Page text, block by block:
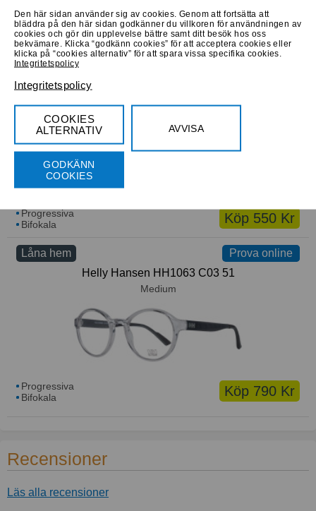
Köp 900 Kr
Progressiva
Bifokala
Låna hem
Köp 550 Kr
Progressiva
Bifokala
Prova online
Prova online
Låna hem
Helly Hansen HH1063 C03 51
Medium
Köp 790 Kr
Progressiva
Bifokala
Recensioner
Läs alla recensioner
Den här sidan använder sig av cookies. Genom att fortsätta att
bläddra på den här sidan godkänner du villkoren för användningen av
cookies och gör din upplevelse bättre samt ditt besök hos oss
bekvämare. Klicka “godkänn cookies” för att acceptera cookies eller
klicka på “cookies alternativ” för att spara vissa specifika cookies.
Integritetspolicy
Integritetspolicy
COOKIES
ALTERNATIV
AVVISA
GODKÄNN
COOKIES